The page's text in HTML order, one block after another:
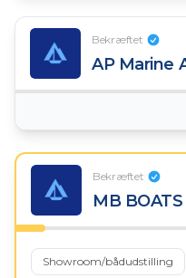
Bekræftet
AP Marine
Bekræftet
MB
Showroom/bådudstilling